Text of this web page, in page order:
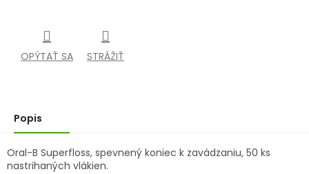
OPÝTAŤ SA STRÁŽIŤ
Popis
Oral-B Superfloss, spevnený koniec k zavádzaniu, 50 ks
nastrihaných vlákien.